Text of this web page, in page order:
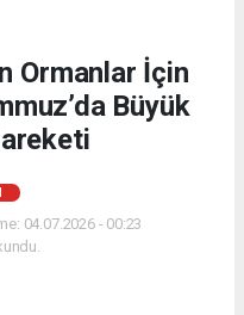
Ormanlar İçin
Büyük
04.07.2026 - 00:23